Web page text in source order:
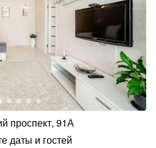
проспект, 91А
даты и гостей